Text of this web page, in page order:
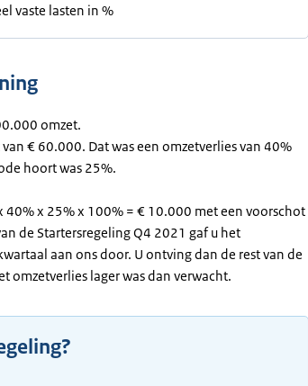
vaste lasten in %
omzet.
€ 60.000. Dat was een omzetverlies van 40%
hoort was 25%.
x 25% x 100% = € 10.000 met een voorschot
de Startersregeling Q4 2021 gaf u het
aan ons door. U ontving dan de rest van de
omzetverlies lager was dan verwacht.